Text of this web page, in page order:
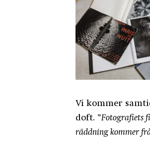
Vi kommer
doft. ”Fotografiets
räddning kommer